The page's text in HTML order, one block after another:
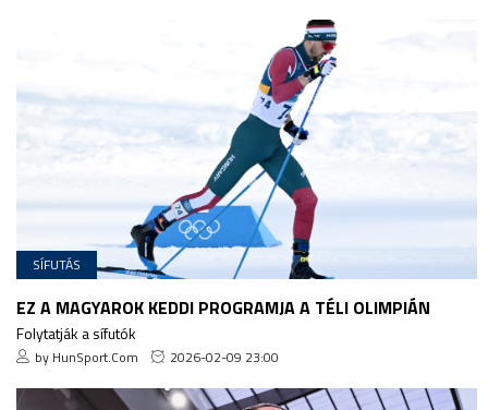
SÍFUTÁS
EZ A MAGYAROK KEDDI PROGRAMJA A TÉLI OLIMPIÁN
Folytatják a sífutók
by HunSport.Com 2026-02-09 23:00